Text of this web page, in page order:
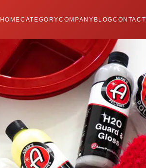
HOMECATEGORYCOMPANY BLOGCONTACT